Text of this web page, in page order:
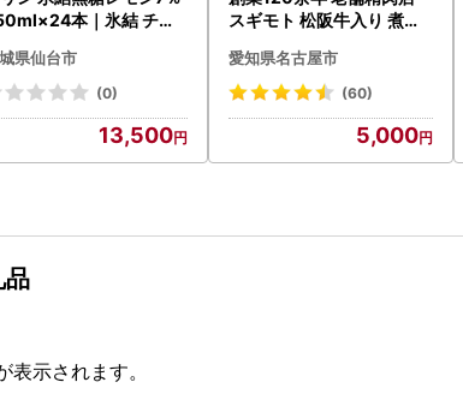
本｜氷結 チュ
県仙台市
(0)
13,500
スギモト 松阪牛入り 煮込
惣菜 お取り寄せ グルメ ハ
ンバーグ 冷凍
愛知県名古屋市
(60)
5,000
品
示されます。